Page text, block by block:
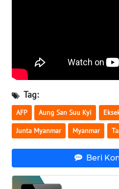
Tag:
AFP Aung San Suu Kyi
Junta Myanmar Myanmar
Beri
WN
SERAMBI
WN
WN